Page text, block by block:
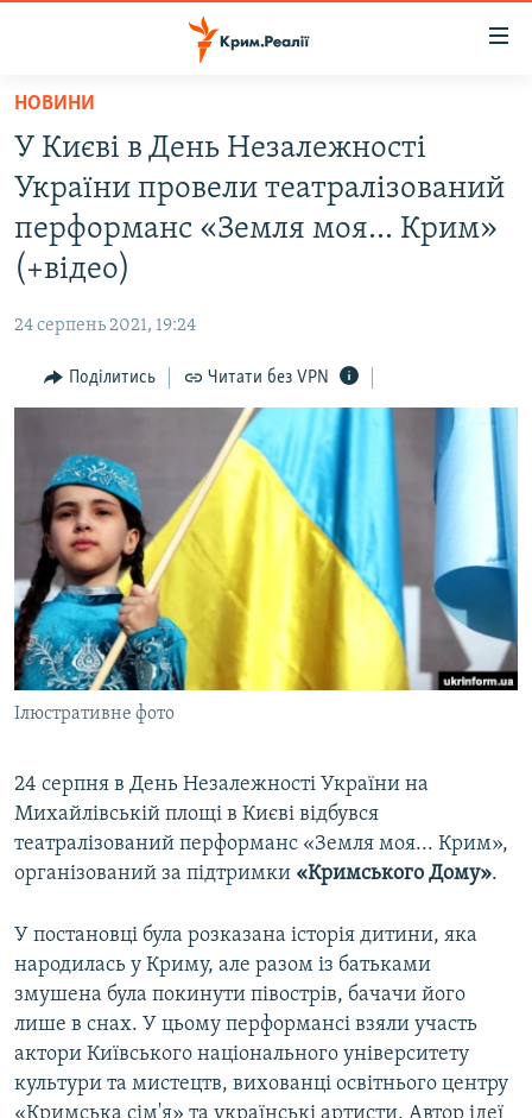
Перейти
основного
матеріалу
Перейти
до
основної
Перейти
пошуку
ВІДЕО ТА ФОТО
ПОЛІТИКА
ПОГЛЯД
ІНТЕРВ'Ю
СПЕЦПРОЕКТИ
ДЕПОРТАЦІЯ
ВІДЕОУРОКИ «ELIFBE»
СВІДЧЕННЯ ОКУПАЦІЇ
УКРАЇНСЬКА ПРОБЛЕМА КРИМУ
ІНФОГРАФІКА
ЯК ОБІЙТИ БЛОКУВАННЯ
Русский
Qırımtatar
ДОЛУЧАЙСЯ!
Усі сайти RFE/RL
НОВИНИ
У Києві в День Незалежності
України провели театралізований
перформанс «Земля моя... Крим»
(+відео)
24 серпень 2021, 19:24
Поділитись Читати без VPN
Ілюстративне фото
24 серпня в День Незалежності України на
Михайлівській площі в Києві відбувся
театралізований перформанс «Земля моя... Крим»,
організований за підтримки «Кримського Дому».
У постановці була розказана історія дитини, яка
народилась у Криму, але разом із батьками
змушена була покинути півострів, бачачи його
лише в снах. У цьому перформансі взяли участь
актори Київського національного університету
культури та мистецтв, вихованці освітнього центру